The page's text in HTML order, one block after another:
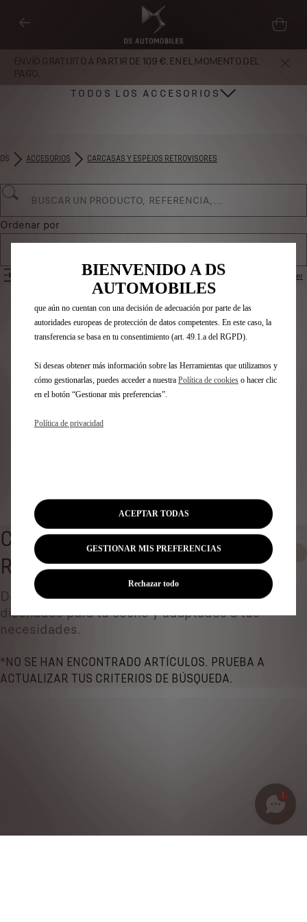
ENVÍO GRATUITO A PARTIR DE 109 €. EN EL MOMENTO DEL
PAGO.
TODOS LOS ACCESORIOS
DS ACCESORIOS CARCASAS Y ESPEJOS RETROVISORES
Ordenar por
Todos los productos
Restablecer
Identifica tu vehículo
Elige cómo identificas tu vehículo y rellena los datos para
Número de matrícula
Modelo
CARCASAS Y ESPEJOS
RETROVISORES
Descubre todos los accesorios originales
diseñados ​​para tu coche y adaptados a tus
necesidades.
*NO SE HAN ENCONTRADO ARTÍCULOS. PRUEBA A
ACTUALIZAR TUS CRITERIOS DE BÚSQUEDA.
BIENVENIDO A DS
AUTOMOBILES
Utilizamos cookies y/u otras herramientas de seguimiento (las
básicas como la seguridad, la gestión de la red y la accesibilidad.Las
Herramientas mejoran la usabilidad y el rendimiento mediante diversas
funciones, como el reconocimiento del idioma o los resultados de
también puede utilizar Herramientas de terceros para mostrar publicidad
terceros ubicados en países fuera del Espacio Económico Europeo (EEE)
que aún no cuentan con una decisión de adecuación por parte de las
autoridades europeas de protección de datos competentes. En este caso, la
transferencia se basa en tu consentimiento (art. 49.1.a del RGPD).
Si deseas obtener más información sobre las Herramientas que utilizamos y
cómo gestionarlas, puedes acceder a nuestra Política de cookies o hacer clic
en el botón “Gestionar mis preferencias”.
Política de privacidad
GESTIONAR MIS PREFERENCIAS
ACEPTAR TODAS
Rechazar todo